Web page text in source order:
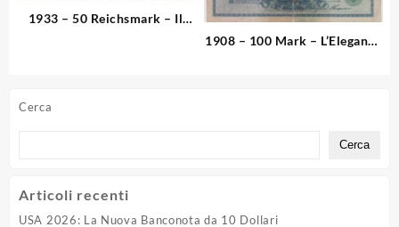
Cerca
Cerca
Articoli recenti
USA 2026: La Nuova Banconota da 10 Dollari
1933 – 50 Reichsmark – Il
1908 – 100 Mark – L’Eleganza